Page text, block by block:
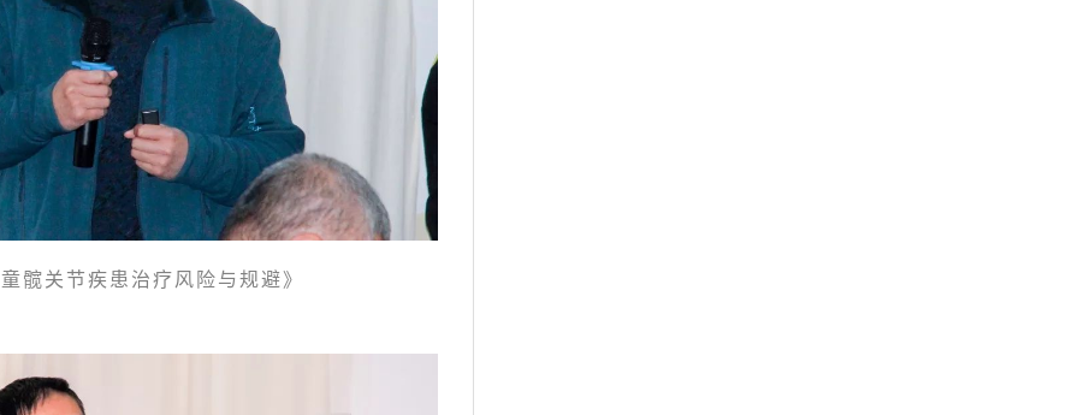
髋关节疾患治疗风险与规避》